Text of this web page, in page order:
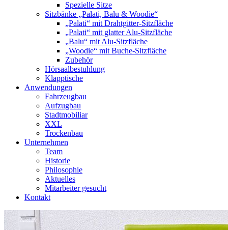
Spezielle Sitze
Sitzbänke „Palati, Balu & Woodie“
„Palati“ mit Drahtgitter-Sitzfläche
„Palati“ mit glatter Alu-Sitzfläche
„Balu“ mit Alu-Sitzfläche
„Woodie“ mit Buche-Sitzfläche
Zubehör
Hörsaalbestuhlung
Klapptische
Anwendungen
Fahrzeugbau
Aufzugbau
Stadtmobiliar
XXL
Trockenbau
Unternehmen
Team
Historie
Philosophie
Aktuelles
Mitarbeiter gesucht
Kontakt